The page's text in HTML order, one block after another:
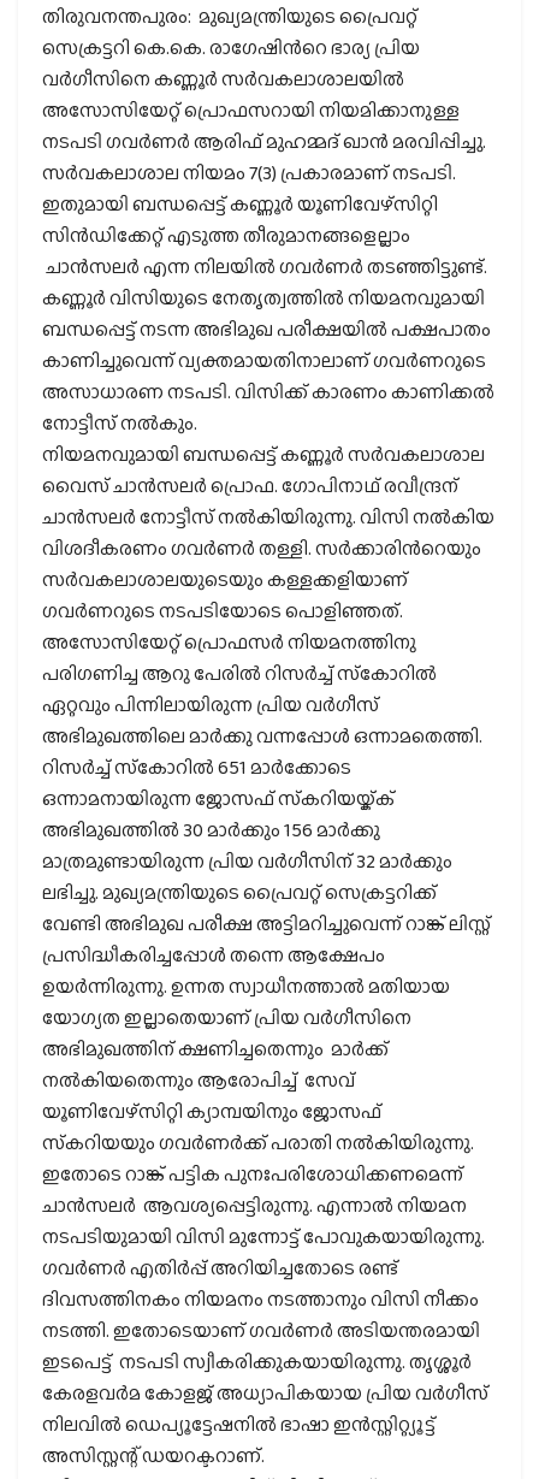
തിരുവനന്തപുരം: മുഖ്യമന്ത്രിയുടെ പ്രൈവറ്റ്
സെക്രട്ടറി കെ.കെ. രാഗേഷിന്‍റെ ഭാര്യ പ്രിയ
വര്‍ഗീസിനെ കണ്ണൂര്‍ സര്‍വകലാശാലയില്‍
അസോസിയേറ്റ് പ്രൊഫസറായി നിയമിക്കാനുള്ള
നടപടി ഗവര്‍ണര്‍ ആരിഫ് മുഹമ്മദ് ഖാന്‍ മരവിപ്പിച്ചു.
സര്‍വകലാശാല നിയമം 7(3) പ്രകാരമാണ് നടപടി.
ഇതുമായി ബന്ധപ്പെട്ട് കണ്ണൂര്‍ യൂണിവേഴ്‌സിറ്റി
സിന്‍ഡിക്കേറ്റ് എടുത്ത തീരുമാനങ്ങളെല്ലാം
ചാന്‍സലര്‍ എന്ന നിലയില്‍ ഗവര്‍ണര്‍ തടഞ്ഞിട്ടുണ്ട്.
കണ്ണൂര്‍ വിസിയുടെ നേതൃത്വത്തില്‍ നിയമനവുമായി
ബന്ധപ്പെട്ട് നടന്ന അഭിമുഖ പരീക്ഷയില്‍ പക്ഷപാതം
കാണിച്ചുവെന്ന് വ്യക്തമായതിനാലാണ് ഗവര്‍ണറുടെ
അസാധാരണ നടപടി. വിസിക്ക് കാരണം കാണിക്കല്‍
നോട്ടീസ് നല്‍കും.
നിയമനവുമായി ബന്ധപ്പെട്ട് കണ്ണൂര്‍ സര്‍വകലാശാല
വൈസ് ചാന്‍സലര്‍ പ്രൊഫ. ഗോപിനാഥ് രവീന്ദ്രന്
ചാന്‍സലര്‍ നോട്ടീസ് നല്‍കിയിരുന്നു. വിസി നല്‍കിയ
വിശദീകരണം ഗവര്‍ണര്‍ തള്ളി. സര്‍ക്കാരിന്‍റെയും
സര്‍വകലാശാലയുടെയും കള്ളക്കളിയാണ്
ഗവര്‍ണറുടെ നടപടിയോടെ പൊളിഞ്ഞത്.
അസോസിയേറ്റ് പ്രൊഫസര്‍ നിയമനത്തിനു
പരിഗണിച്ച ആറു പേരില്‍ റിസര്‍ച്ച് സ്‌കോറില്‍
ഏറ്റവും പിന്നിലായിരുന്ന പ്രിയ വര്‍ഗീസ്
അഭിമുഖത്തിലെ മാര്‍ക്കു വന്നപ്പോള്‍ ഒന്നാമതെത്തി.
റിസര്‍ച്ച് സ്‌കോറില്‍ 651 മാര്‍ക്കോടെ
ഒന്നാമനായിരുന്ന ജോസഫ് സ്‌കറിയയ്ക്ക്
അഭിമുഖത്തില്‍ 30 മാര്‍ക്കും 156 മാര്‍ക്കു
മാത്രമുണ്ടായിരുന്ന പ്രിയ വര്‍ഗീസിന് 32 മാര്‍ക്കും
ലഭിച്ചു. മുഖ്യമന്ത്രിയുടെ പ്രൈവറ്റ് സെക്രട്ടറിക്ക്
വേണ്ടി അഭിമുഖ പരീക്ഷ അട്ടിമറിച്ചുവെന്ന് റാങ്ക് ലിസ്റ്റ്
പ്രസിദ്ധീകരിച്ചപ്പോള്‍ തന്നെ ആക്ഷേപം
ഉയര്‍ന്നിരുന്നു. ഉന്നത സ്വാധീനത്താല്‍ മതിയായ
യോഗ്യത ഇല്ലാതെയാണ് പ്രിയ വര്‍ഗീസിനെ
അഭിമുഖത്തിന് ക്ഷണിച്ചതെന്നും മാര്‍ക്ക്
നല്‍കിയതെന്നും ആരോപിച്ച് സേവ്
യൂണിവേഴ്‌സിറ്റി ക്യാമ്പയിനും ജോസഫ്
സ്‌കറിയയും ഗവര്‍ണര്‍ക്ക് പരാതി നല്‍കിയിരുന്നു.
ഇതോടെ റാങ്ക് പട്ടിക പുനഃപരിശോധിക്കണമെന്ന്
ചാന്‍സലര്‍ ആവശ്യപ്പെട്ടിരുന്നു. എന്നാല്‍ നിയമന
നടപടിയുമായി വിസി മുന്നോട്ട് പോവുകയായിരുന്നു.
ഗവര്‍ണര്‍ എതിര്‍പ്പ് അറിയിച്ചതോടെ രണ്ട്
ദിവസത്തിനകം നിയമനം നടത്താനും വിസി നീക്കം
നടത്തി. ഇതോടെയാണ് ഗവര്‍ണര്‍ അടിയന്തരമായി
ഇടപെട്ട് നടപടി സ്വീകരിക്കുകയായിരുന്നു. തൃശ്ശൂര്‍
കേരളവര്‍മ കോളജ് അധ്യാപികയായ പ്രിയ വര്‍ഗീസ്
നിലവില്‍ ഡെപ്യൂട്ടേഷനില്‍ ഭാഷാ ഇന്‍സ്റ്റിറ്റ്യൂട്ട്
അസിസ്റ്റന്റ് ഡയറക്ടറാണ്.